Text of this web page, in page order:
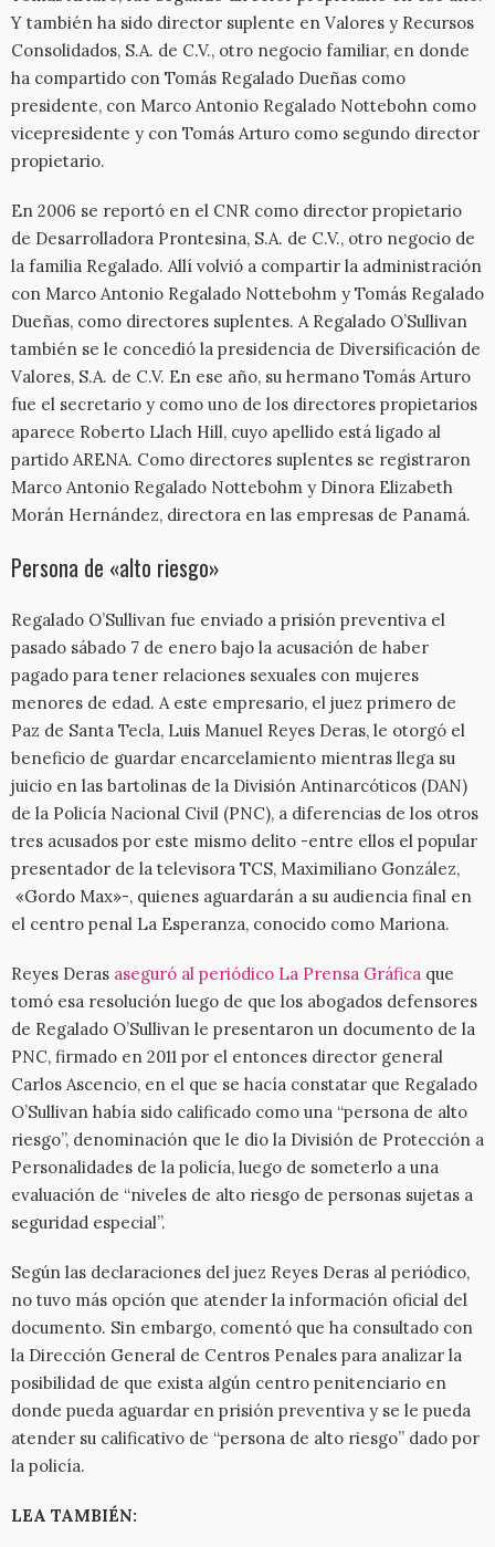
Y también ha sido director suplente en Valores y Recursos
Consolidados, S.A. de C.V., otro negocio familiar, en donde
ha compartido con Tomás Regalado Dueñas como
presidente, con Marco Antonio Regalado Nottebohn como
vicepresidente y con Tomás Arturo como segundo director
propietario.
En 2006 se reportó en el CNR como director propietario
de Desarrolladora Prontesina, S.A. de C.V., otro negocio de
la familia Regalado. Allí volvió a compartir la administración
con Marco Antonio Regalado Nottebohm y Tomás Regalado
Dueñas, como directores suplentes. A Regalado O’Sullivan
también se le concedió la presidencia de Diversificación de
Valores, S.A. de C.V. En ese año, su hermano Tomás Arturo
fue el secretario y como uno de los directores propietarios
aparece Roberto Llach Hill, cuyo apellido está ligado al
partido ARENA. Como directores suplentes se registraron
Marco Antonio Regalado Nottebohm y Dinora Elizabeth
Morán Hernández, directora en las empresas de Panamá.
Persona de «alto riesgo»
Regalado O’Sullivan fue enviado a prisión preventiva el
pasado sábado 7 de enero bajo la acusación de haber
pagado para tener relaciones sexuales con mujeres
menores de edad. A este empresario, el juez primero de
Paz de Santa Tecla, Luis Manuel Reyes Deras, le otorgó el
beneficio de guardar encarcelamiento mientras llega su
juicio en las bartolinas de la División Antinarcóticos (DAN)
de la Policía Nacional Civil (PNC), a diferencias de los otros
tres acusados por este mismo delito -entre ellos el popular
presentador de la televisora TCS, Maximiliano González,
«Gordo Max»-, quienes aguardarán a su audiencia final en
el centro penal La Esperanza, conocido como Mariona.
Reyes Deras aseguró al periódico La Prensa Gráfica que
tomó esa resolución luego de que los abogados defensores
de Regalado O’Sullivan le presentaron un documento de la
PNC, firmado en 2011 por el entonces director general
Carlos Ascencio, en el que se hacía constatar que Regalado
O’Sullivan había sido calificado como una “persona de alto
riesgo”, denominación que le dio la División de Protección a
Personalidades de la policía, luego de someterlo a una
evaluación de “niveles de alto riesgo de personas sujetas a
seguridad especial”.
Según las declaraciones del juez Reyes Deras al periódico,
no tuvo más opción que atender la información oficial del
documento. Sin embargo, comentó que ha consultado con
la Dirección General de Centros Penales para analizar la
posibilidad de que exista algún centro penitenciario en
donde pueda aguardar en prisión preventiva y se le pueda
atender su calificativo de “persona de alto riesgo” dado por
la policía.
LEA TAMBIÉN: